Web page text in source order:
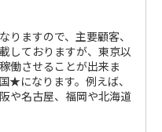
りますので、主要顧客、
しておりますが、東京以
働させることが出来ま
★になります。例えば、
や名古屋、福岡や北海道